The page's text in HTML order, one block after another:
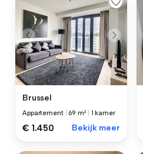
Brussel
Appartement 69 m² 1 kamer
€ 1.450 Bekijk meer